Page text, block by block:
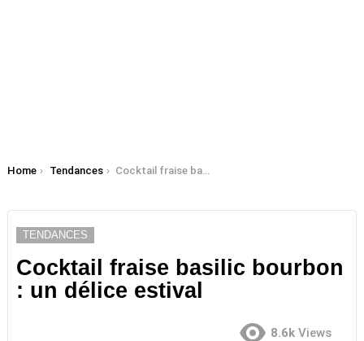
You are here:
Home Tendances Cocktail fraise basilic bourbon : un délice estival
TENDANCES
Cocktail fraise basilic bourbon
: un délice estival
8.6k Views